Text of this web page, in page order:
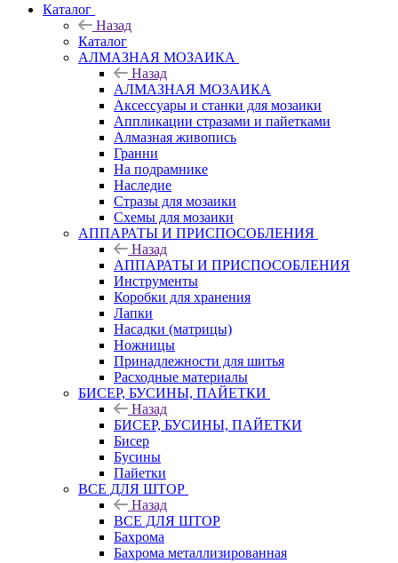
Каталог
Назад
Каталог
АЛМАЗНАЯ МОЗАИКА
Назад
АЛМАЗНАЯ МОЗАИКА
Аксессуары и станки для мозаики
Аппликации стразами и пайетками
Алмазная живопись
Гранни
На подрамнике
Наследие
Стразы для мозаики
Схемы для мозаики
АППАРАТЫ И ПРИСПОСОБЛЕНИЯ
Назад
АППАРАТЫ И ПРИСПОСОБЛЕНИЯ
Инструменты
Коробки для хранения
Лапки
Насадки (матрицы)
Ножницы
Принадлежности для шитья
Расходные материалы
БИСЕР, БУСИНЫ, ПАЙЕТКИ
Назад
БИСЕР, БУСИНЫ, ПАЙЕТКИ
Бисер
Бусины
Пайетки
ВСЕ ДЛЯ ШТОР
Назад
ВСЕ ДЛЯ ШТОР
Бахрома
Бахрома металлизированная